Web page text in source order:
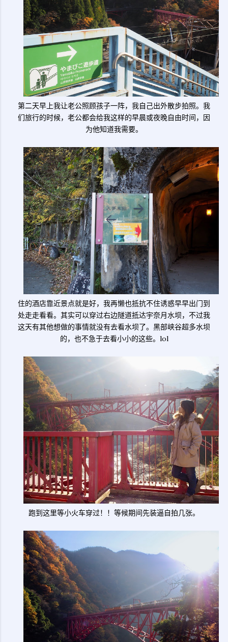
第二天早上我让老公照顾孩子一阵，我自己出外散步拍照。我
们旅行的时候，老公都会给我这样的早晨或夜晚自由时间，因
为他知道我需要。
住的酒店靠近景点就是好，我再懒也抵抗不住诱惑早早出门到
处走走看看。其实可以穿过右边隧道抵达宇奈月水坝，不过我
这天有其他想做的事情就没有去看水坝了。黑部峡谷超多水坝
的，也不急于去看小小的这些。lol
跑到这里等小火车穿过！！等候期间先装逼自拍几张。